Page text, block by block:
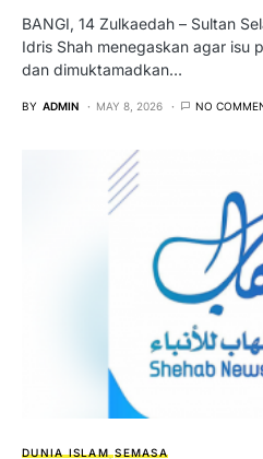
BANGI, 14 Zulkaedah – Sultan
Idris Shah menegaskan agar isu
dan dimuktamadkan…
BY ADMIN MAY 8, 2026 NO
DUNIA ISLAM SEMASA